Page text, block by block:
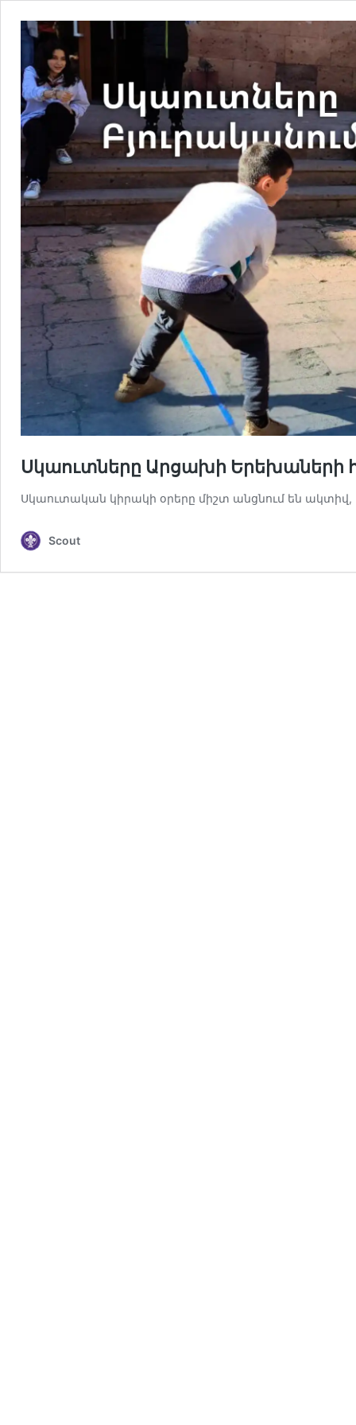
Սկաուտները Արցախի Երեխաների
Սկաուտական կիրակի օրերը միշտ անցնում են ակտիվ,
Scout